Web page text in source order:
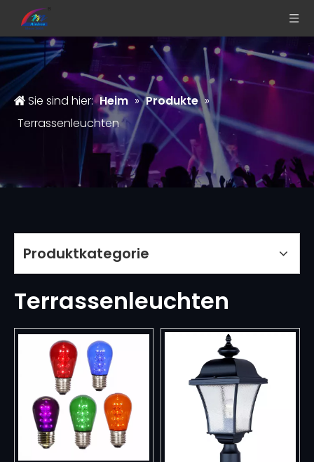
Sie sind hier: Heim » Produkte »
Terrassenleuchten
Produktkategorie
Terrassenleuchten